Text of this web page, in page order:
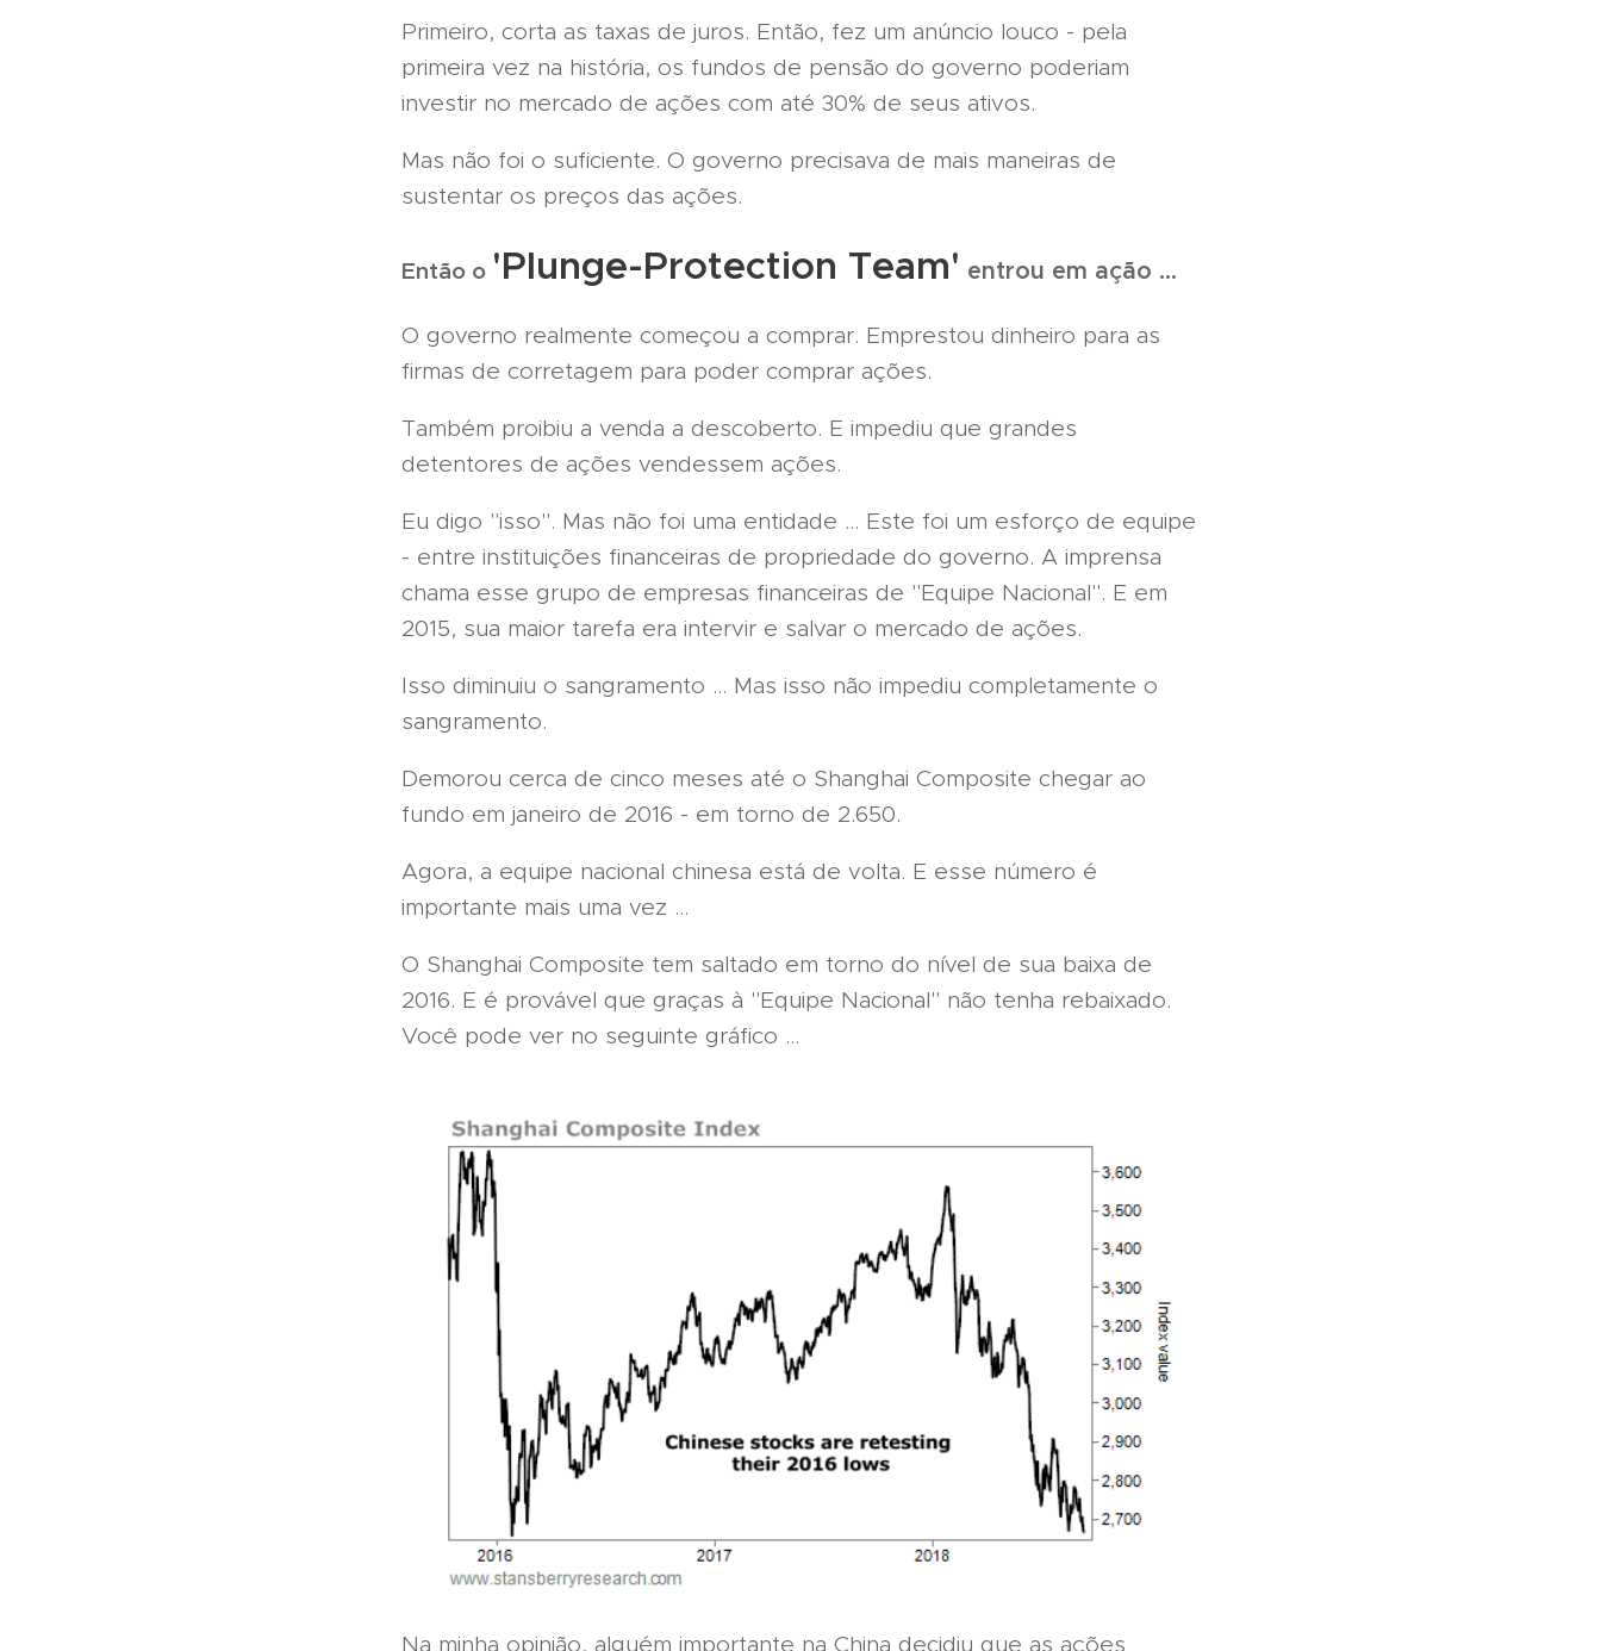
Primeiro, corta as taxas de juros. Então, fez um anúncio louco - pela
primeira vez na história, os fundos de pensão do governo poderiam
investir no mercado de ações com até 30% de seus ativos.
Mas não foi o suficiente. O governo precisava de mais maneiras de
sustentar os preços das ações.
Então o 'Plunge-Protection Team' entrou em ação ...
O governo realmente começou a comprar. Emprestou dinheiro para as
firmas de corretagem para poder comprar ações.
Também proibiu a venda a descoberto. E impediu que grandes
detentores de ações vendessem ações.
Eu digo "isso". Mas não foi uma entidade ... Este foi um esforço de equipe
- entre instituições financeiras de propriedade do governo. A imprensa
chama esse grupo de empresas financeiras de "Equipe Nacional". E em
2015, sua maior tarefa era intervir e salvar o mercado de ações.
Isso diminuiu o sangramento ... Mas isso não impediu completamente o
sangramento.
Demorou cerca de cinco meses até o Shanghai Composite chegar ao
fundo em janeiro de 2016 - em torno de 2.650.
Agora, a equipe nacional chinesa está de volta. E esse número é
importante mais uma vez ...
O Shanghai Composite tem saltado em torno do nível de sua baixa de
2016. E é provável que graças à "Equipe Nacional" não tenha rebaixado.
Você pode ver no seguinte gráfico ...
Na minha opinião, alguém importante na China decidiu que as ações